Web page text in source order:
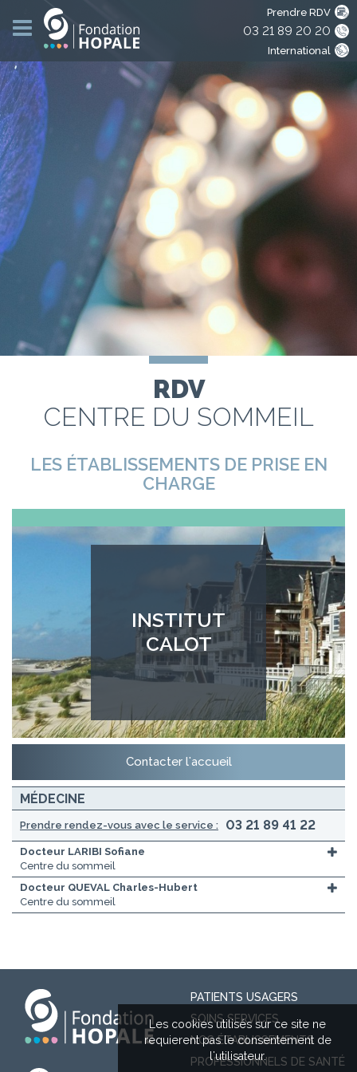
Prendre RDV
03 21 89 20 20
International
RDV
CENTRE DU SOMMEIL
LES ÉTABLISSEMENTS DE PRISE EN
CHARGE
INSTITUT
CALOT
Contacter l'accueil
MÉDECINE
Prendre rendez-vous avec le service : 03 21 89 41 22
Docteur LARIBI Sofiane
Centre du sommeil
Docteur QUEVAL Charles-Hubert
Centre du sommeil
PATIENTS USAGERS
SOINS SERVICES
NOS ÉTABLISSEMENTS
PROFESSIONNELS DE SANTÉ
Les cookies utilisés sur ce site ne
requierent pas le consentement de
l'utilisateur.